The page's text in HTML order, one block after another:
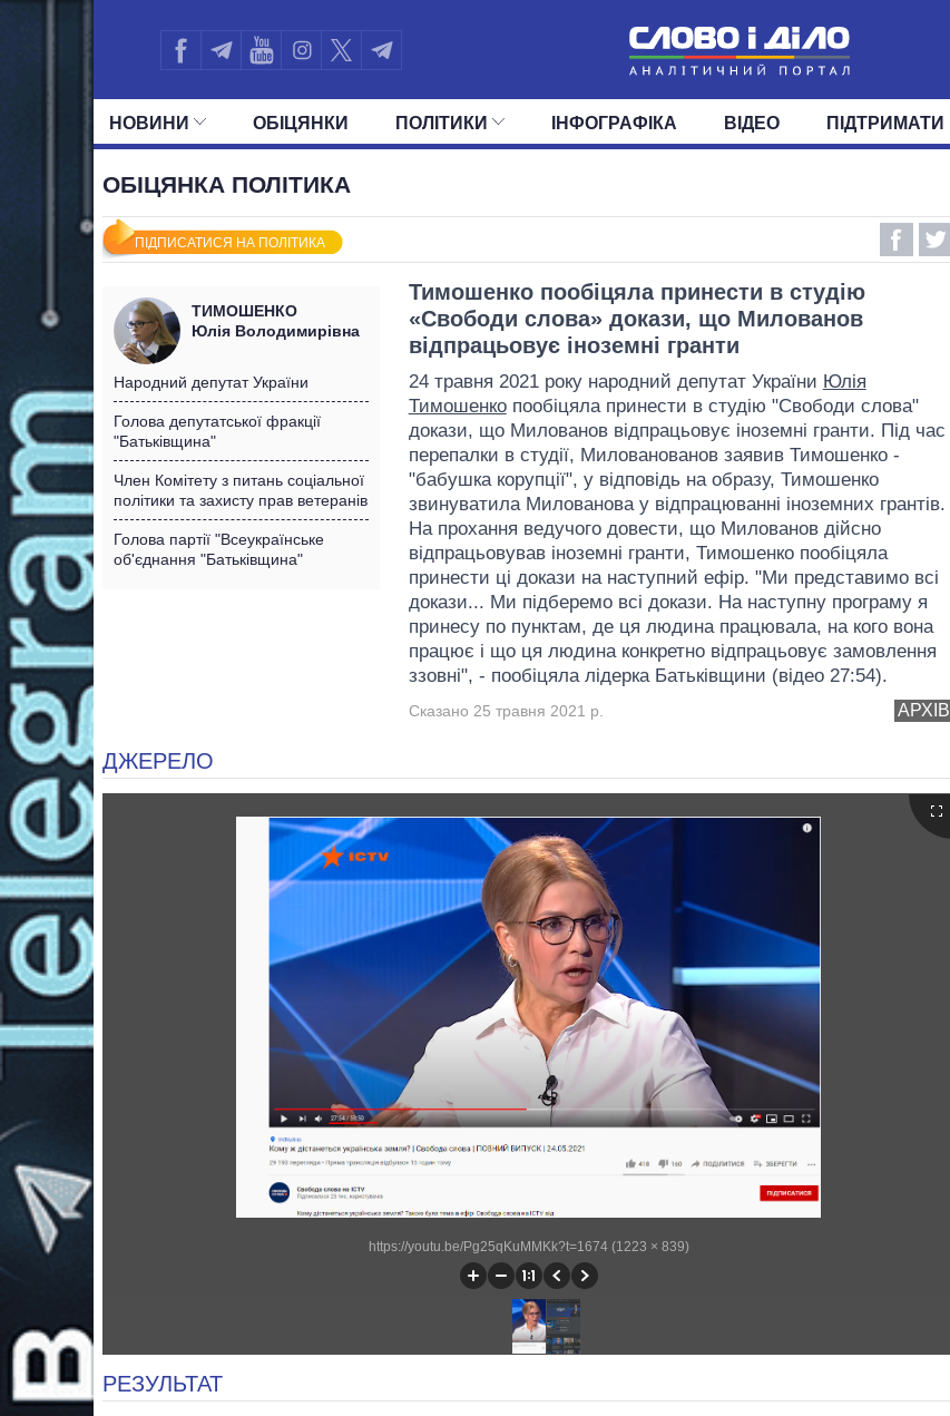
НОВИНИ
СВІТ
ОБIЦЯНКИ ПОЛIТИКИ
ОКРУГИ
ІНФОГРАФІКА ВІДЕО ПІДТРИМАТИ
ОБІЦЯНКА ПОЛІТИКА
ПІДПИСАТИСЯ НА ПОЛІТИКА
ТИМОШЕНКО
Юлія Володимирівна
Народний депутат України
Голова депутатської фракції
"Батьківщина"
Член Комітету з питань соціальної
політики та захисту прав ветеранів
Голова партії "Всеукраїнське
об'єднання "Батьківщина"
Тимошенко пообіцяла принести в студію
«Свободи слова» докази, що Милованов
відпрацьовує іноземні гранти
24 травня 2021 року народний депутат України Юлія
Тимошенкопообіцяла принести в студію "Свободи слова"
докази, що Милованов відпрацьовує іноземні гранти. Під час
перепалки в студії, Милованованов заявив Тимошенко -
"бабушка корупції", у відповідь на образу, Тимошенко
звинуватила Милованова у відпрацюванні іноземних грантів.
На прохання ведучого довести, що Милованов дійсно
відпрацьовував іноземні гранти, Тимошенко пообіцяла
принести ці докази на наступний ефір. "Ми представимо всі
докази... Ми підберемо всі докази. На наступну програму я
принесу по пунктам, де ця людина працювала, на кого вона
працює і що ця людина конкретно відпрацьовує замовлення
ззовні", - пообіцяла лідерка Батьківщини (відео 27:54).
АРХІВ
Сказано 25 травня 2021 р.
ДЖЕРЕЛО
https://youtu.be/Pg25qKuMMKk?t=1674 (1223 × 839)
РЕЗУЛЬТАТ